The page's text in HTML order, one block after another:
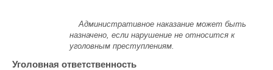
Административное наказание может быть
назначено, если нарушение не относится к
уголовным преступлениям.
Уголовная ответственность